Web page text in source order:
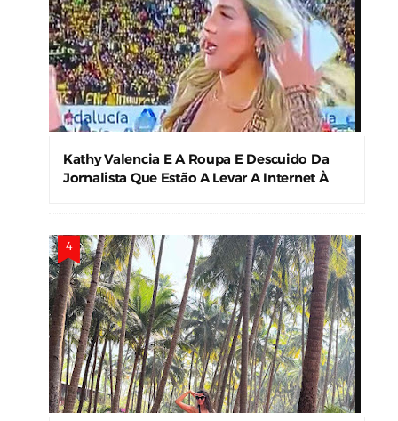
Kathy Valencia E A Roupa E Descuido Da
Jornalista Que Estão A Levar A Internet À